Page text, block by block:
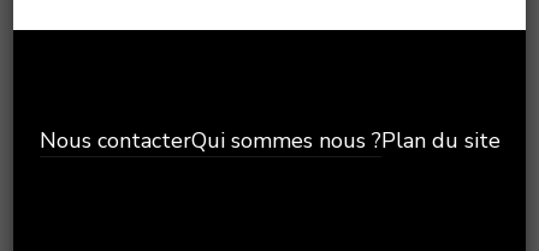
Nous contacterQui sommes nous ?Plan du site